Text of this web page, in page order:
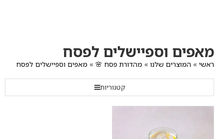
לתפריט
הקטגוריות
לרשימת
המוצרים
להודעות
תפריט
מאפים וספיישלים לפסח
ראשי » המוצרים שלנו » מהדורת פסח 🌸 » מאפים וספיישלים לפסח
קטגוריות